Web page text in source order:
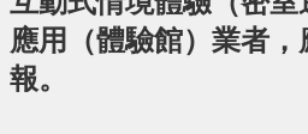
應用（體驗館）業者
報。